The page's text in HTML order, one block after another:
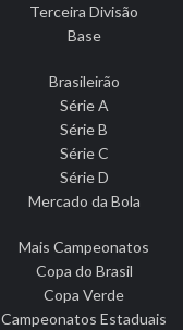
Terceira Divisão
Base
Brasileirão
Série A
Série B
Série C
Série D
Mercado da Bola
Mais Campeonatos
Copa do Brasil
Copa Verde
Campeonatos Estaduais